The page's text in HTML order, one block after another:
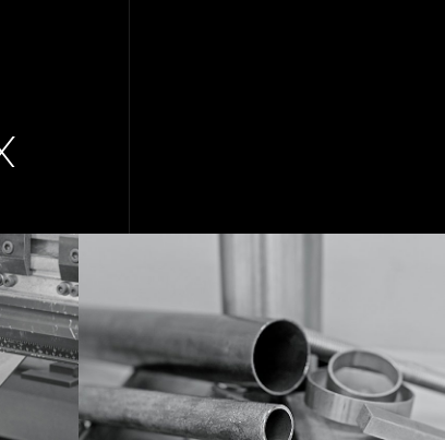
DÉBIT - CISAILLAGE
VOIR